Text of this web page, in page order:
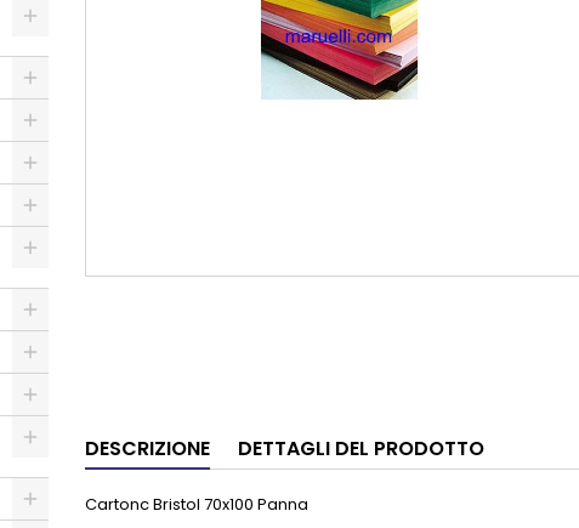
DESCRIZIONE DETTAGLI DEL PRODOTTO
Cartonc Bristol 70x100 Panna